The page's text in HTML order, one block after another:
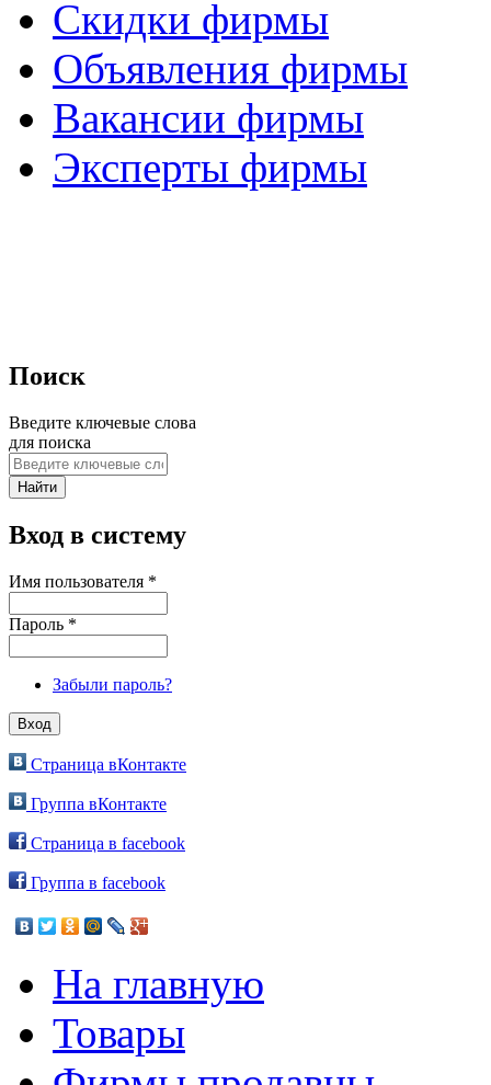
Скидки фирмы
Объявления фирмы
Вакансии фирмы
Эксперты фирмы
Поиск
Введите ключевые слова
для поиска
Вход в систему
Имя пользователя *
Пароль *
Забыли пароль?
Страница вКонтакте
Группа вКонтакте
Страница в facebook
Группа в facebook
На главную
Товары